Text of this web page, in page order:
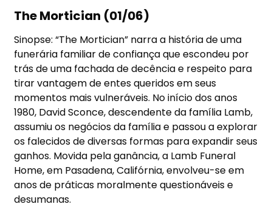
The Mortician (01/06)
Sinopse: “The Mortician” narra a história de uma
funerária familiar de confiança que escondeu por
trás de uma fachada de decência e respeito para
tirar vantagem de entes queridos em seus
momentos mais vulneráveis. No início dos anos
1980, David Sconce, descendente da família Lamb,
assumiu os negócios da família e passou a explorar
os falecidos de diversas formas para expandir seus
ganhos. Movida pela ganância, a Lamb Funeral
Home, em Pasadena, Califórnia, envolveu-se em
anos de práticas moralmente questionáveis e
desumanas.